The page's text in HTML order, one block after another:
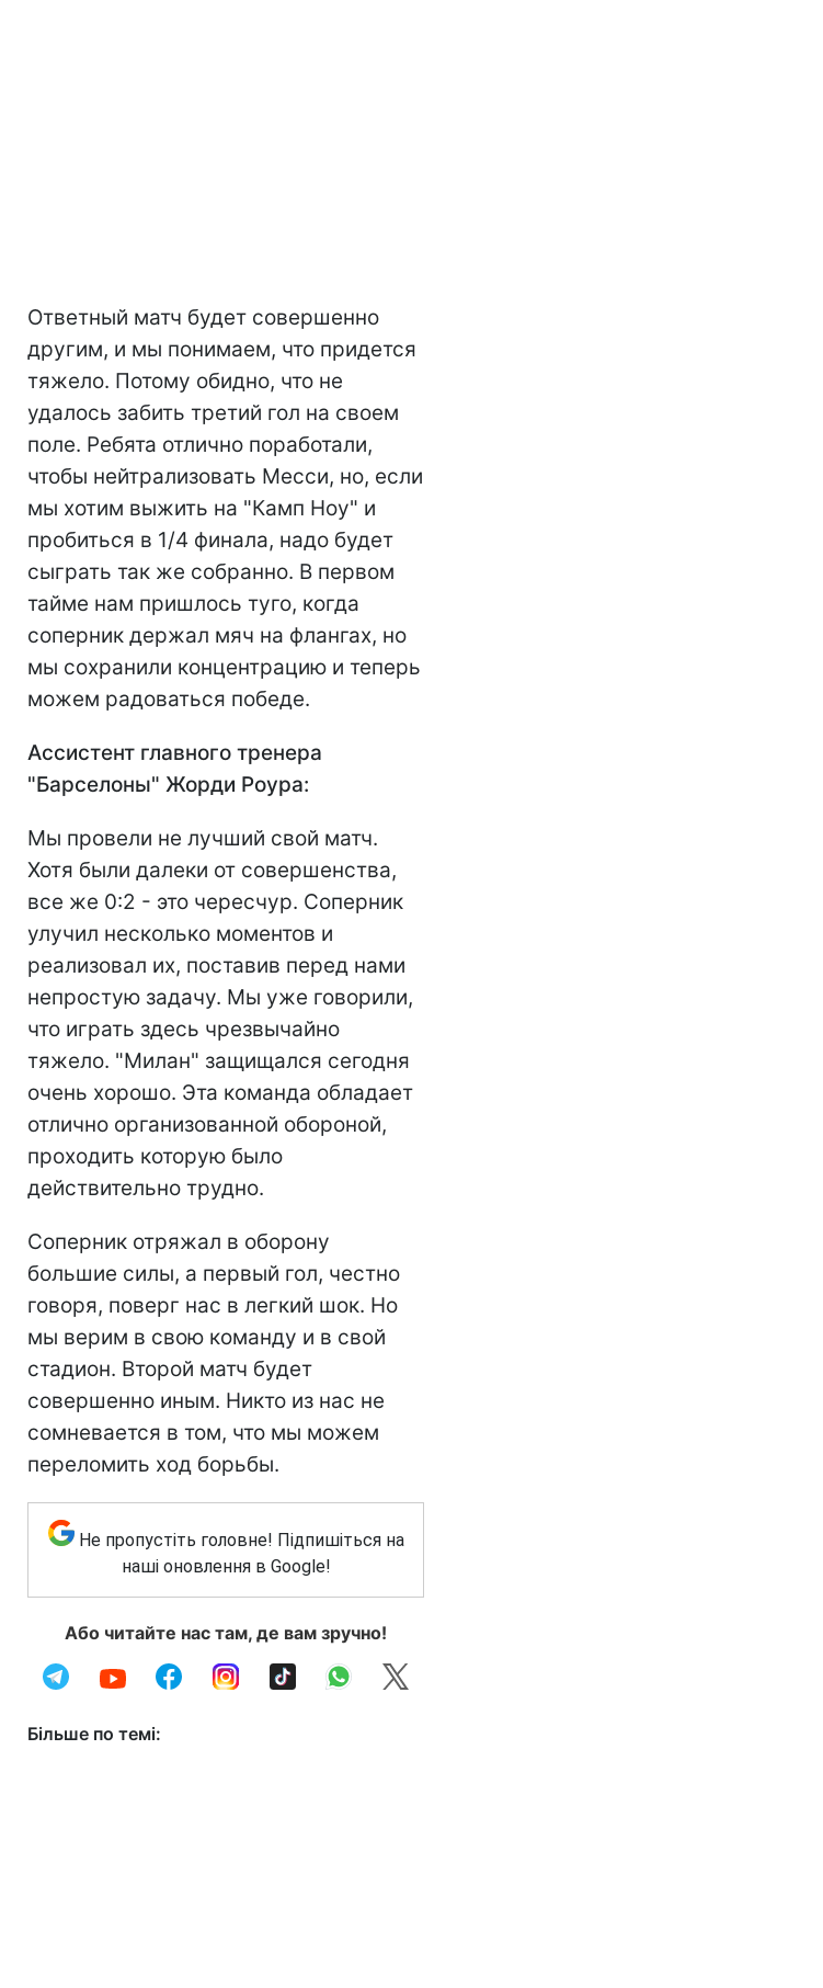
Ответный матч будет совершенно
другим, и мы понимаем, что придется
тяжело. Потому обидно, что не
удалось забить третий гол на своем
поле. Ребята отлично поработали,
чтобы нейтрализовать Месси, но, если
мы хотим выжить на "Камп Ноу" и
пробиться в 1/4 финала, надо будет
сыграть так же собранно. В первом
тайме нам пришлось туго, когда
соперник держал мяч на флангах, но
мы сохранили концентрацию и теперь
можем радоваться победе.
Ассистент главного тренера
"Барселоны" Жорди Роура:
Мы провели не лучший свой матч.
Хотя были далеки от совершенства,
все же 0:2 - это чересчур. Соперник
улучил несколько моментов и
реализовал их, поставив перед нами
непростую задачу. Мы уже говорили,
что играть здесь чрезвычайно
тяжело. "Милан" защищался сегодня
очень хорошо. Эта команда обладает
отлично организованной обороной,
проходить которую было
действительно трудно.
Соперник отряжал в оборону
большие силы, а первый гол, честно
говоря, поверг нас в легкий шок. Но
мы верим в свою команду и в свой
стадион. Второй матч будет
совершенно иным. Никто из нас не
сомневается в том, что мы можем
переломить ход борьбы.
Не пропустіть головне! Підпишіться на
наші оновлення в Google!
Або читайте нас там, де вам зручно!
Більше по темі: